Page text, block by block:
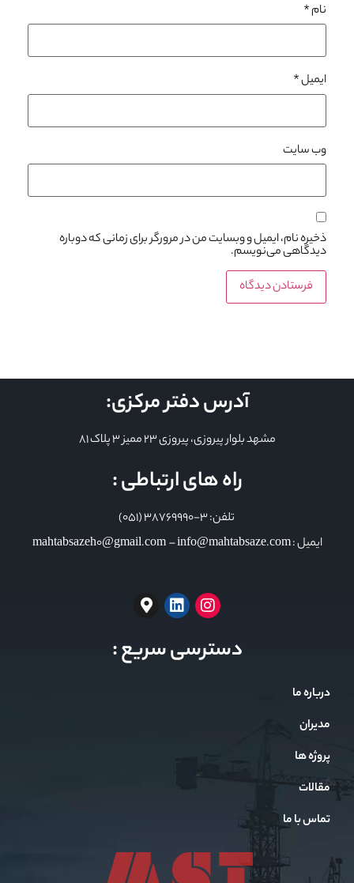
نام*
ایمیل*
وب‌ سایت
ذخیره نام، ایمیل و وبسایت من در مرورگر برای زمانی که دوباره
دیدگاهی می‌نویسم.
آدرس دفتر مرکزی:
مشهد بلوار پیروزی، پیروزی 23 ممیز 3 پلاک 81
راه های ارتباطی :
تلفن: 3-38769990 (051)
ایمیل : mahtabsazeh0@gmail.com – info@mahtabsaze.com
دسترسی سریع :
درباره ما
مدیران
پروژه ها
مقالات
تماس با ما